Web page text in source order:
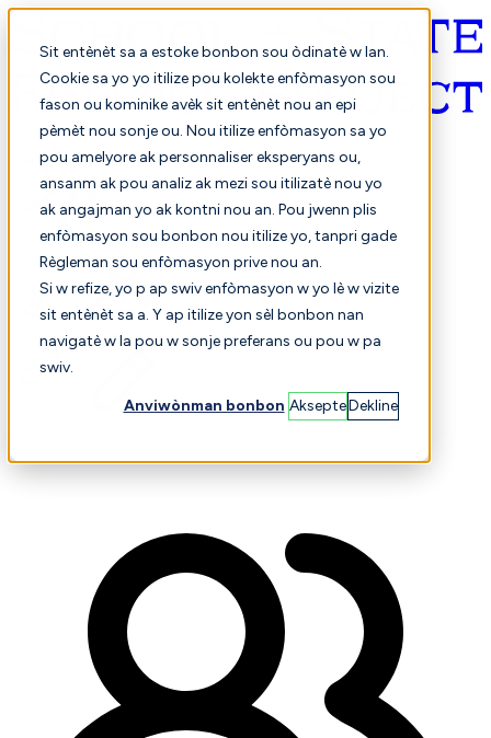
Sit entènèt sa a estoke bonbon sou òdinatè w lan.
Cookie sa yo yo itilize pou kolekte enfòmasyon sou
fason ou kominike avèk sit entènèt nou an epi
pèmèt nou sonje ou. Nou itilize enfòmasyon sa yo
pou amelyore ak personnaliser eksperyans ou,
ansanm ak pou analiz ak mezi sou itilizatè nou yo
ak angajman yo ak kontni nou an. Pou jwenn plis
enfòmasyon sou bonbon nou itilize yo, tanpri gade
Règleman sou enfòmasyon prive nou an.
Si w refize, yo p ap swiv enfòmasyon w yo lè w vizite
sit entènèt sa a. Y ap itilize yon sèl bonbon nan
navigatè w la pou w sonje preferans ou pou w pa
swiv.
Anviwònman bonbon AksepteDekline
Kreyòl ayisyen
Konparezon